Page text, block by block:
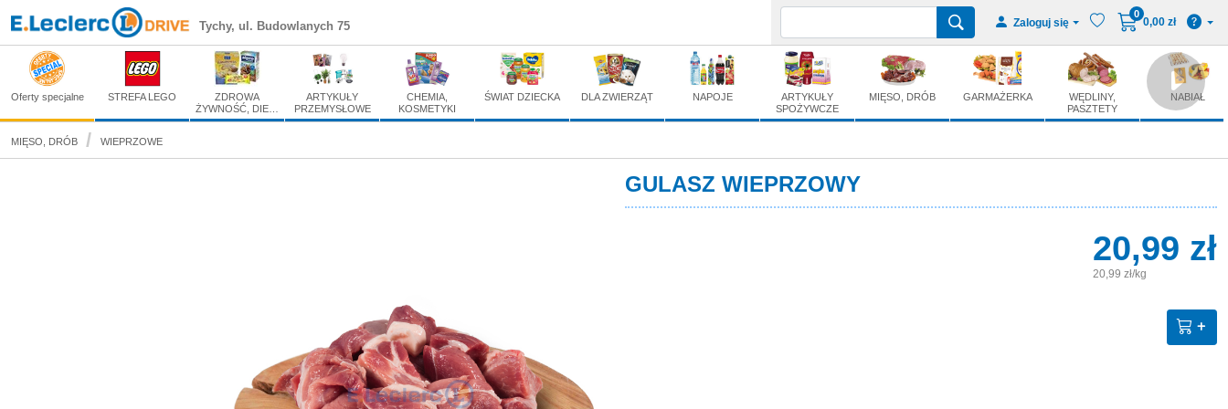
GULASZ WIEPRZOWY
Zakupy spożywcze online
Tychy, ul. Budowlanych 75 Zaloguj się
0
0,00 zł
Oferty specjalne STREFA LEGO
ZDROWA
ŻYWNOŚĆ, DIE…
ARTYKUŁY
PRZEMYSŁOWE
CHEMIA,
KOSMETYKI
ŚWIAT DZIECKA DLA ZWIERZĄT NAPOJE
ARTYKUŁY
SPOŻYWCZE
MIĘSO, DRÓB GARMAŻERKA
WĘDLINY,
PASZTETY
NABIAŁ
MIĘSO, DRÓB WIEPRZOWE
GULASZ WIEPRZOWY
20,99 zł
20,99 zł/kg